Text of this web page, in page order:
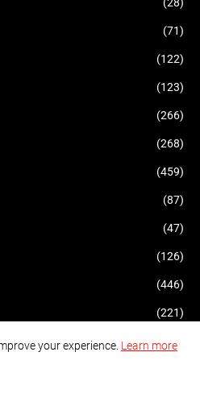
(71)
(122)
(123)
(266)
(268)
(459)
(87)
(47)
(126)
(446)
(221)
(182)
your experience. Learn more